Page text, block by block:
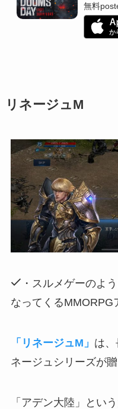
無料
リネージュM
・スルメゲーのよ
なってくるMMORPG
「リネージュM」 は
ネージュシリーズが
「アデン大陸」とい